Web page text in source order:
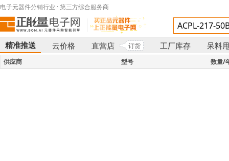
电子元器件分销行业 · 第三方综合服务商
精准推送 云价格 直营店 订货 工厂库存 呆料
供应商 型号 数量/
}